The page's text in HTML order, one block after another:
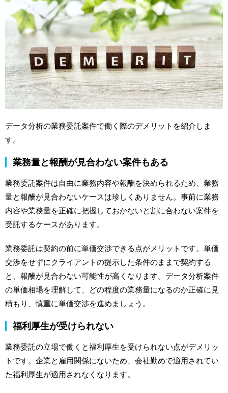
データ分析の業務委託案件で働く際のデメリットを紹介しま
す。
業務量と報酬が見合わない案件もある
業務委託案件は自由に業務内容や報酬を決められるため、業務
量と報酬が見合わないケースは珍しくありません。事前に業務
内容や業務量を正確に把握しておかないと割に合わない案件を
受託するケースがあります。
業務委託は契約の前に単価交渉できる点がメリットです。単価
交渉をせずにクライアントの提示した条件のままで契約する
と、報酬が見合わない可能性が高くなります。データ分析案件
の単価相場を理解して、どの程度の業務量になるのか正確に見
積もり、慎重に単価交渉を進めましょう。
福利厚生が受けられない
業務委託の立場で働くと福利厚生を受けられない点がデメリッ
トです。企業と雇用関係にないため、会社勤めで適用されてい
た福利厚生が適用されなくなります。